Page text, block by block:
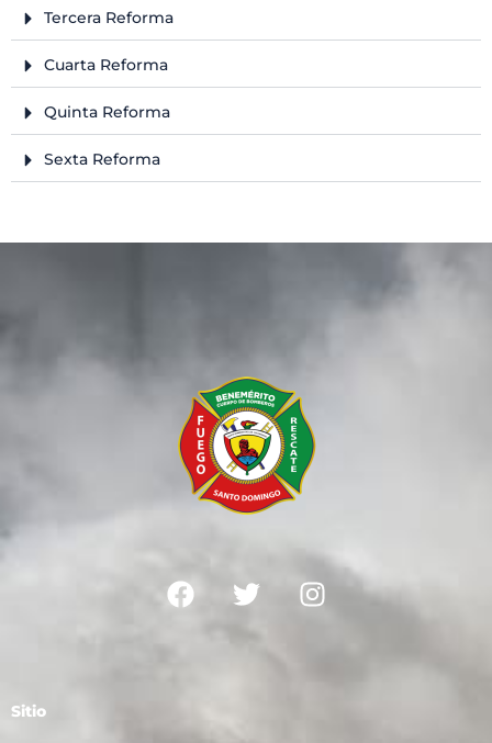
Tercera Reforma
Cuarta Reforma
Quinta Reforma
Sexta Reforma
Sitio